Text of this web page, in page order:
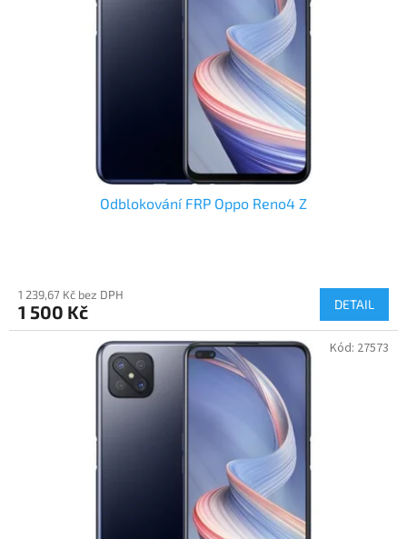
Odblokování FRP Oppo Reno4 Z
1 239,67 Kč bez DPH
1 500 Kč DETAIL
Kód: 27573